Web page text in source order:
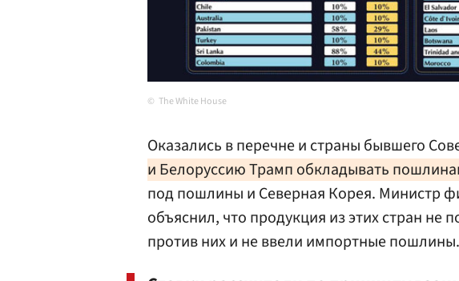
The White House
Оказались в перечне и страны бывшего
и Белоруссию Трамп обкладывать
под пошлины и Северная Корея. Министр
объяснил, что продукция из этих стран не
против них и не ввели импортные пошлины.